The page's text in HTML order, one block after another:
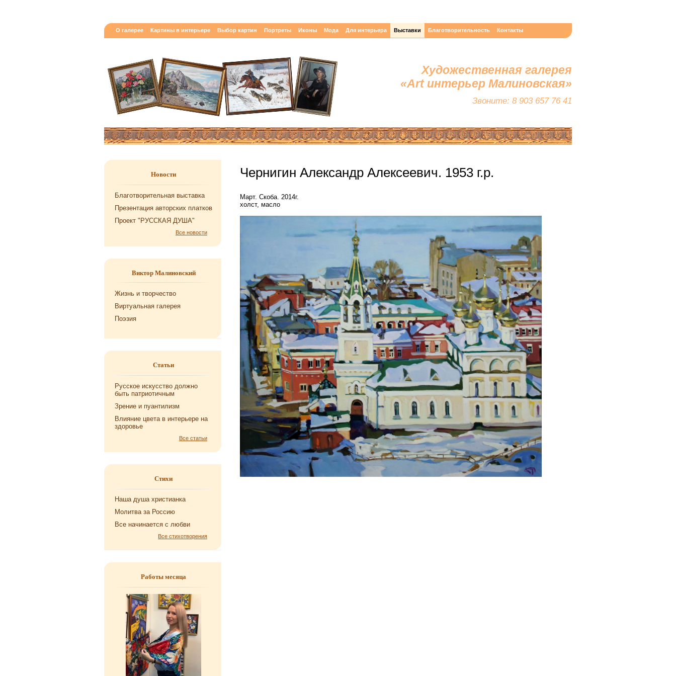
О галерее Картины в интерьере Выбор картин Портреты Иконы Мода Для интерьера Выставки Благотворительность Контакты
Художественная галерея
«Art интерьер Малиновская»
Звоните: 8 903 657 76 41
Новости
Благотворительная выставка
Презентация авторских платков
Проект "РУССКАЯ ДУША"
Все новости
Виктор Малиновский
Жизнь и творчество
Виртуальная галерея
Поэзия
Статьи
Русское искусство должно
быть патриотичным
Зрение и пуантилизм
Влияние цвета в интерьере на
здоровье
Все статьи
Стихи
Наша душа хри­сти­ан­ка
Мо­лит­ва за Рос­сию
Все на­чи­на­ет­ся с любви
Все стихотворения
Работы месяца
Чернигин Александр Алексеевич. 1953 г.р.
Март. Скоба. 2014г.
холст, масло